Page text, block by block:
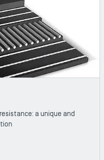
a unique and